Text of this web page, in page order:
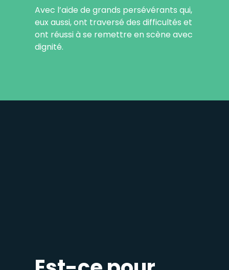
Avec l’aide de grands persévérants qui,
eux aussi, ont traversé des difficultés et
ont réussi à se remettre en scène avec
dignité.